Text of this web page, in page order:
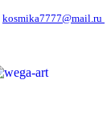
kosmika7777@mail.ru